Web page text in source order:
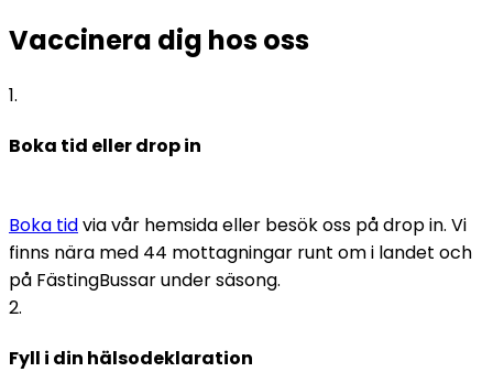
Vaccinera dig hos oss
1.
Boka tid eller drop in
Boka tid via vår hemsida eller besök oss på drop in. Vi
finns nära med 44 mottagningar runt om i landet och
på FästingBussar under säsong.
2.
Fyll i din hälsodeklaration